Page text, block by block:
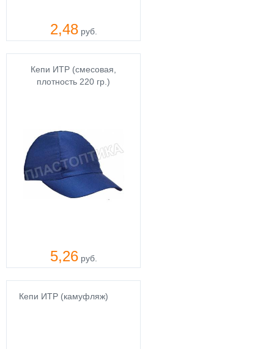
2,48руб.
Кепи ИТР (смесовая,
плотность 220 гр.)
5,26руб.
Кепи ИТР (камуфляж)